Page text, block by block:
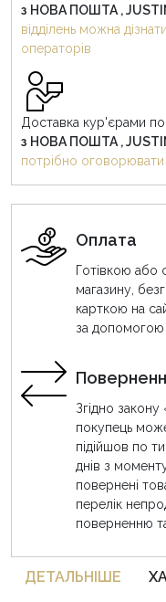
з НОВА ПОШТА ,
відділень можна
операторів
Доставка кур'єрами
з НОВА ПОШТА ,
потрібно оговорювати
Оплата
Готівкою або
магазину,
карткою на
за допомогою
Згідно
покупець
підійшов по
днів з
повернені
перелік
поверненню
ДЕТАЛЬНIШЕ